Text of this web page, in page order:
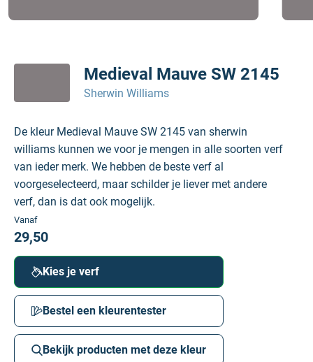
Medieval Mauve SW 2145
Sherwin Williams
De kleur Medieval Mauve SW 2145 van sherwin
williams kunnen we voor je mengen in alle soorten verf
van ieder merk. We hebben de beste verf al
voorgeselecteerd, maar schilder je liever met andere
verf, dan is dat ook mogelijk.
Vanaf
29,50
Kies je verf
Bestel een kleurentester
Bekijk producten met deze kleur